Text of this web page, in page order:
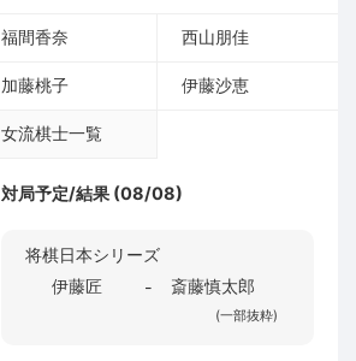
福間香奈 西山朋佳
加藤桃子 伊藤沙恵
女流棋士一覧
対局予定/結果 (08/08)
将棋日本シリーズ
伊藤匠
- 斎藤慎太郎
(一部抜粋)